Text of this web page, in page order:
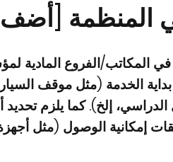
المنظمة
في المكاتب/الفروع
بداية الخدمة (مثل موقف
إلخ). كما يلزم